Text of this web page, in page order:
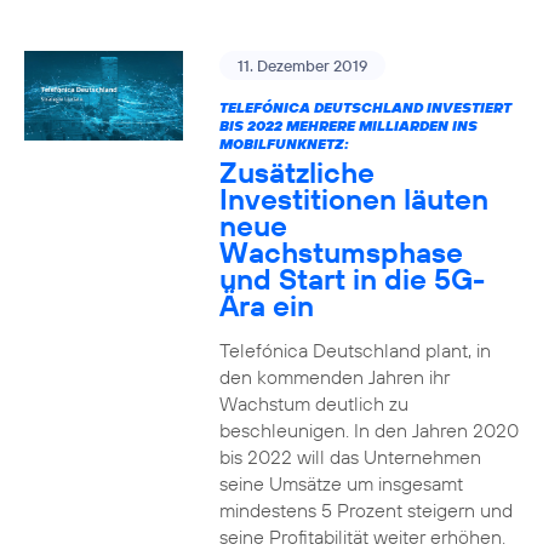
11. Dezember 2019
TELEFÓNICA DEUTSCHLAND INVESTIERT
BIS 2022 MEHRERE MILLIARDEN INS
MOBILFUNKNETZ:
Zusätzliche
Investitionen läuten
neue
Wachstumsphase
und Start in die 5G-
Ära ein
Telefónica Deutschland plant, in
den kommenden Jahren ihr
Wachstum deutlich zu
beschleunigen. In den Jahren 2020
bis 2022 will das Unternehmen
seine Umsätze um insgesamt
mindestens 5 Prozent steigern und
seine Profitabilität weiter erhöhen.